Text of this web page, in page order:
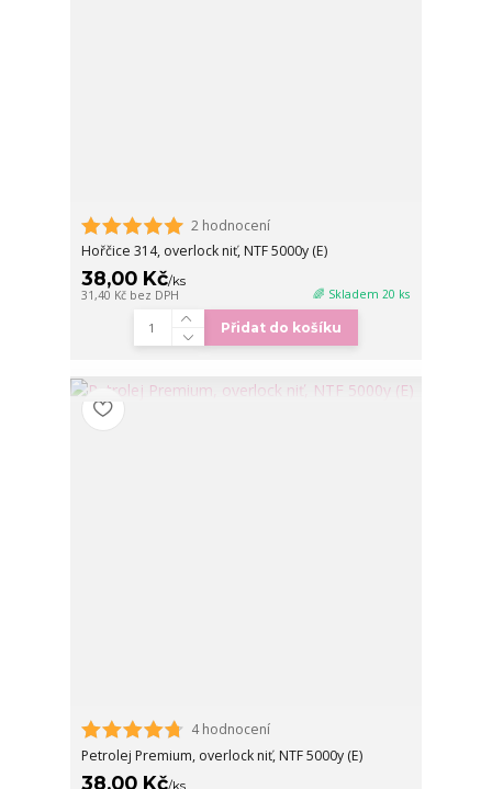
2 hodnocení
Hořčice 314, overlock niť, NTF 5000y (E)
38,00 Kč/ks
31,40 Kč bez DPH 🌈 Skladem 20 ks
Přidat do košíku
4 hodnocení
Petrolej Premium, overlock niť, NTF 5000y (E)
38,00 Kč/ks